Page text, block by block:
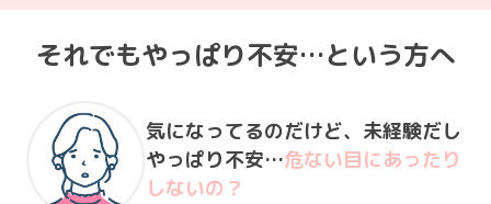
それでもやっぱり不安…という方へ
気になってるのだけど、 未経験だし
やっぱり不安…危ない目にあったり
しないの？